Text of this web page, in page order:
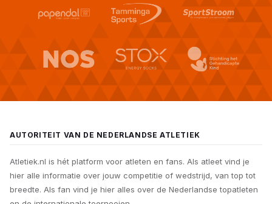
AUTORITEIT VAN DE NEDERLANDSE ATLETIEK
Atletiek.nl is hét platform voor atleten en fans. Als atleet vind je
hier alle informatie over jouw competitie of wedstrijd, van top tot
breedte. Als fan vind je hier alles over de Nederlandse topatleten